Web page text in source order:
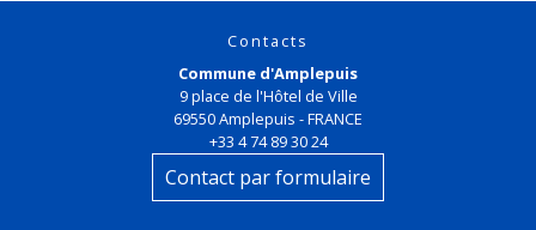
Contacts
Commune d'Amplepuis
9 place de l'Hôtel de Ville
69550 Amplepuis - FRANCE
+33 4 74 89 30 24
Contact par formulaire